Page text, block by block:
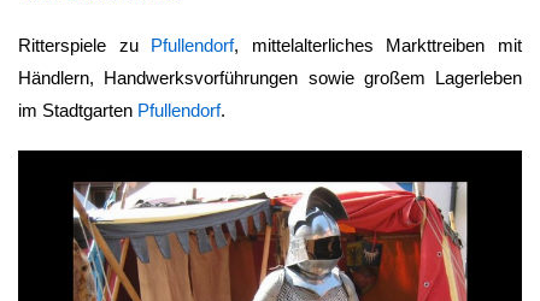
Ritterspiele zu Pfullendorf, mittelalterliches Markttreiben mit
Händlern, Handwerksvorführungen sowie großem Lagerleben
im Stadtgarten Pfullendorf.